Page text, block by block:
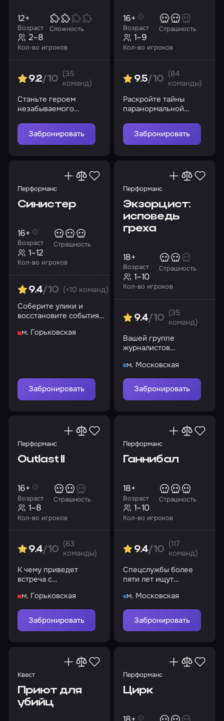
Возраст
12+
Сложность
Кол-во игроков
2–8
9.2/10
(35
команд)
Станьте героем
незабываемого
предотвратите
апокалипсис
Забронировать
Возраст
16+
Страшность
Кол-во игроков
1–9
9.5/10
(84
команды)
Раскройте тайны
паранормальной
Забронировать
Перформанс
Синистер
Возраст
16+
Страшность
Кол-во игроков
1–12
9.4/10 (<10 команд)
Соберите улики и
восстановите события
помните: Багул не
м. Горьковская
Забронировать
Перформанс
Экзорцист:
исповедь
греха
Возраст
18+
Страшность
Кол-во игроков
1–10
9.4/10
(35
команд)
Вашей группе
журналистов
все тайны, связанные
с этим местом
м. Московская
Забронировать
Перформанс
Outlast II
Возраст
16+
Страшность
Кол-во игроков
1–8
9.4/10
(63
команды)
К чему приведет
встреча с
пастором?
м. Горьковская
Забронировать
Перформанс
Ганнибал
Возраст
18+
Страшность
Кол-во игроков
1–10
9.4/10
(117
команд)
Спецслужбы более
пяти лет ищут
все попытки обречены
на провал…
м. Московская
Забронировать
Квест
Приют для
убийц
Перформанс
Цирк